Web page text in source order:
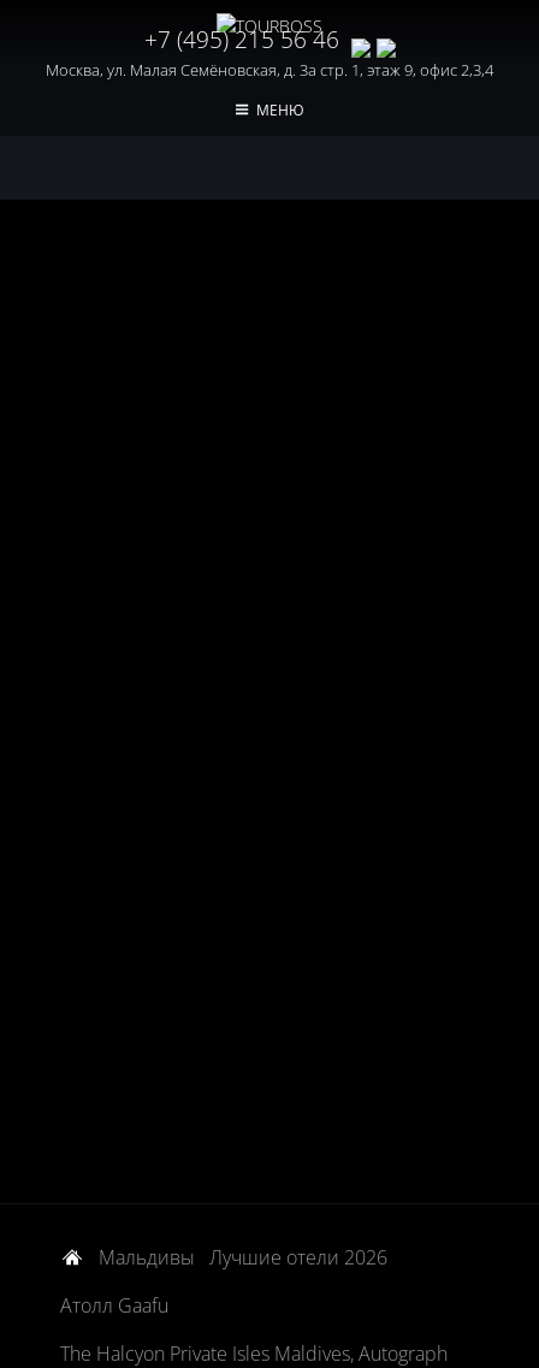
+7 (495) 215 56 46
Москва, ул. Малая Семёновская, д. 3а стр. 1, этаж 9, офис 2,3,4
МЕНЮ
Мальдивы Лучшие отели 2026
Атолл Gaafu
The Halcyon Private Isles Maldives, Autograph